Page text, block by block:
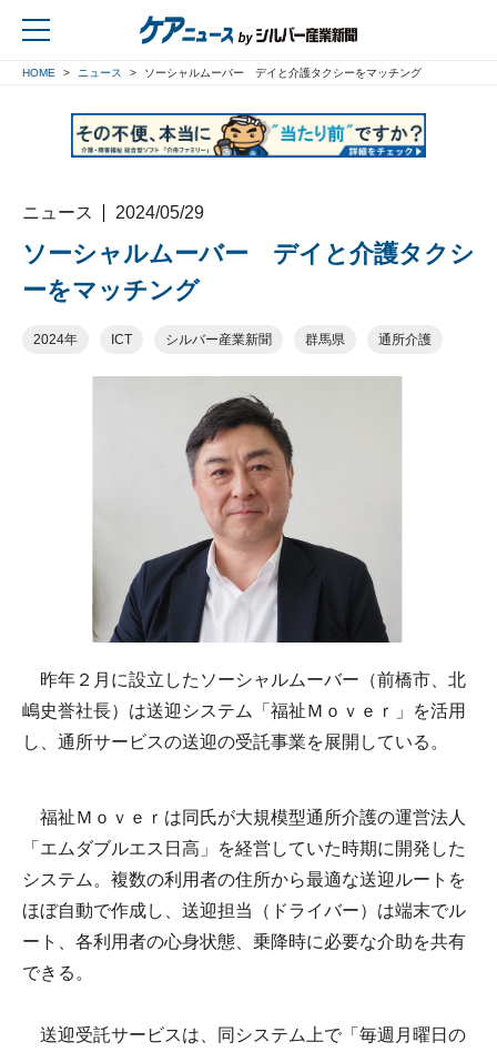
HOME ニュース ソーシャルムーバー デイと介護タクシーをマッチング
ニュース 2024/05/29
ソーシャルムーバー デイと介護タクシ
ーをマッチング
2024年 ICT シルバー産業新聞 群馬県 通所介護
昨年２月に設立したソーシャルムーバー（前橋市、北
嶋史誉社長）は送迎システム「福祉Ｍｏｖｅｒ」を活用
し、通所サービスの送迎の受託事業を展開している。
福祉Ｍｏｖｅｒは同氏が大規模型通所介護の運営法人
「エムダブルエス日高」を経営していた時期に開発した
システム。複数の利用者の住所から最適な送迎ルートを
ほぼ自動で作成し、送迎担当（ドライバー）は端末でル
ート、各利用者の心身状態、乗降時に必要な介助を共有
できる。
送迎受託サービスは、同システム上で「毎週月曜日の